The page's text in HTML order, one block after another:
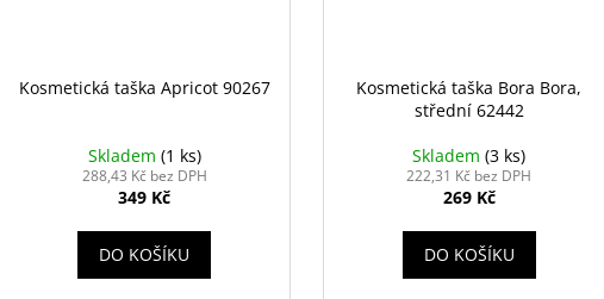
Kosmetická taška Apricot 90267
Skladem (1 ks)
288,43 Kč bez DPH
349 Kč
DO KOŠÍKU
Kosmetická taška Bora Bora,
střední 62442
Skladem(3 ks)
222,31 Kč bez DPH
269 Kč
DO KOŠÍKU